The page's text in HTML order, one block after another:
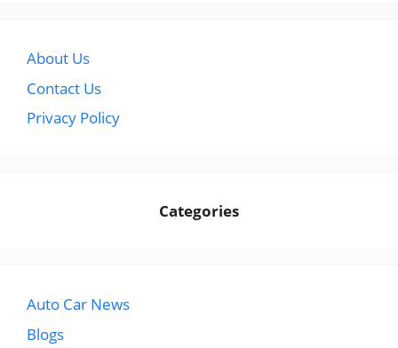
About Us
Contact Us
Privacy Policy
Categories
Auto Car News
Blogs